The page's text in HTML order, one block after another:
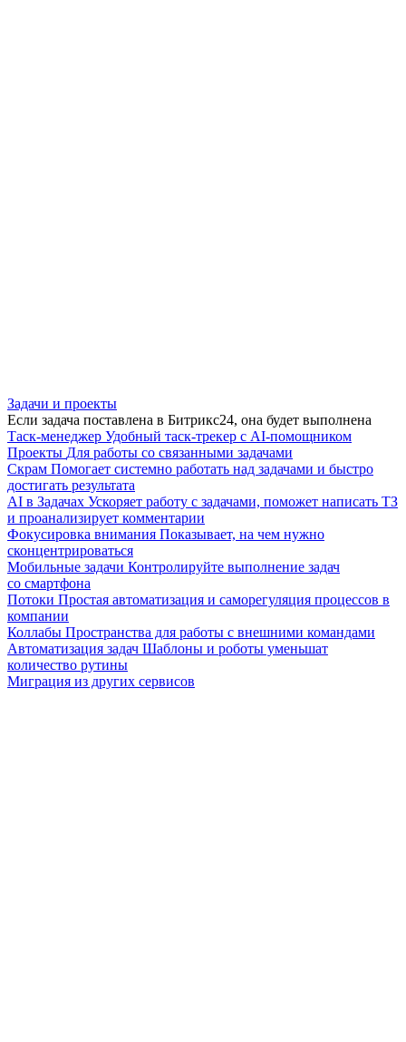
Задачи и проекты
Если задача поставлена в Битрикс24, она будет выполнена
Таск-менеджер Удобный таск-трекер с AI-помощником
Проекты Для работы со связанными задачами
Скрам Помогает системно работать над задачами и быстро
достигать результата
AI в Задачах Ускоряет работу с задачами, поможет написать ТЗ
и проанализирует комментарии
Фокусировка внимания Показывает, на чем нужно
сконцентрироваться
Мобильные задачи Контролируйте выполнение задач
со смартфона
Потоки Простая автоматизация и саморегуляция процессов в
компании
Коллабы Пространства для работы с внешними командами
Автоматизация задач Шаблоны и роботы уменьшат
количество рутины
Миграция из других сервисов